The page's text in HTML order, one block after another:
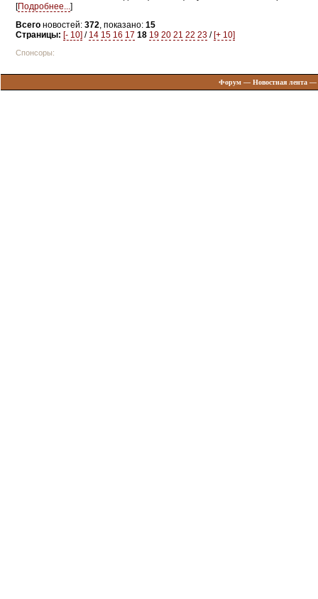
[Подробнее...]
Всего новостей: 372, показано: 15
Страницы: [- 10] / 14 15 16 17 18 19 20 21 22 23 / [+ 10]
Спонсоры:
Форум— Новостная лента—